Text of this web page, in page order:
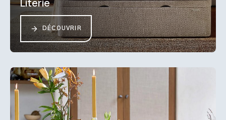
Literie
DÉCOUVRIR